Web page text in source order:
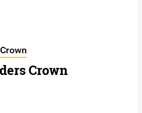
Crown